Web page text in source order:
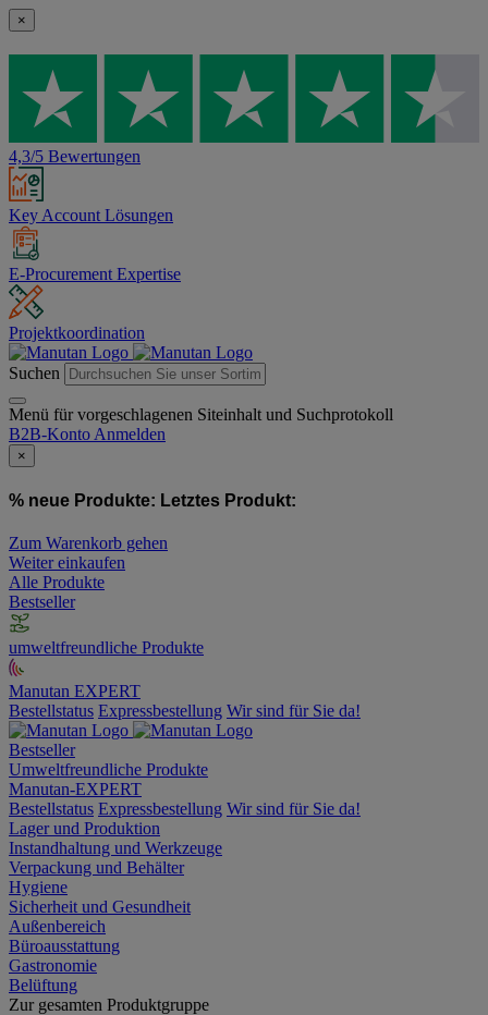
×
4,3/5 Bewertungen
Key Account Lösungen
E-Procurement Expertise
Projektkoordination
Suchen
Menü für vorgeschlagenen Siteinhalt und Suchprotokoll
B2B-Konto Anmelden
×
% neue Produkte: Letztes Produkt:
Zum Warenkorb gehen
Weiter einkaufen
Alle Produkte
Bestseller
umweltfreundliche Produkte
Manutan EXPERT
Bestellstatus Expressbestellung Wir sind für Sie da!
Bestseller
Umweltfreundliche Produkte
Manutan-EXPERT
Bestellstatus Expressbestellung Wir sind für Sie da!
Lager und Produktion
Instandhaltung und Werkzeuge
Verpackung und Behälter
Hygiene
Sicherheit und Gesundheit
Außenbereich
Büroausstattung
Gastronomie
Belüftung
Zur gesamten Produktgruppe